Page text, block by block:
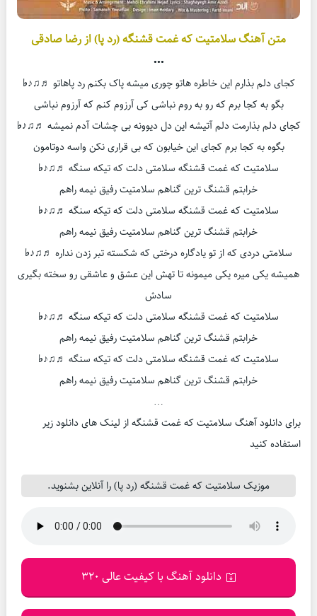
متن آهنگ سلامتیت که غمت قشنگه (رد پا) از رضا صادقی
•••
کجای دلم بذارم این خاطره هاتو چوری میشه پاک بکنم رد پاهاتو ♬♫♪♭
بگو به کجا برم که رو به روم نباشی کی آرزوم کنم که آرزوم نباشی
کجای دلم بذارمت دلم آتیشه این دل دیوونه بی چشات آدم نمیشه ♬♫♪♭
بگوه به کجا برم کجای این خیابون که بی قراری نکن واسه دوتامون
سلامتیت که غمت قشنگه سلامتی دلت که تیکه سنگه ♬♫♪♭
خرابتم قشنگ ترین گناهم سلامتیت رفیق نیمه راهم
سلامتیت که غمت قشنگه سلامتی دلت که تیکه سنگه ♬♫♪♭
خرابتم قشنگ ترین گناهم سلامتیت رفیق نیمه راهم
سلامتی دردی که از تو یادگاره درختی که شکسته تبر زدن نداره ♬♫♪♭
همیشه یکی میره یکی میمونه تا تهش این عشق و عاشقی رو سخته بگیری
سادش
سلامتیت که غمت قشنگه سلامتی دلت که تیکه سنگه ♬♫♪♭
خرابتم قشنگ ترین گناهم سلامتیت رفیق نیمه راهم
سلامتیت که غمت قشنگه سلامتی دلت که تیکه سنگه ♬♫♪♭
خرابتم قشنگ ترین گناهم سلامتیت رفیق نیمه راهم
…
برای دانلود آهنگ سلامتیت که غمت قشنگه از لینک های دانلود زیر
استفاده کنید
موزیک سلامتیت که غمت قشنگه (رد پا) را آنلاین بشنوید.
دانلود آهنگ با کیفیت عالی 320